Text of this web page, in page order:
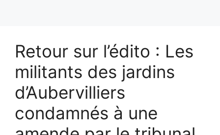
Retour sur l’édito : Les
militants des jardins
d’Aubervilliers
condamnés à une